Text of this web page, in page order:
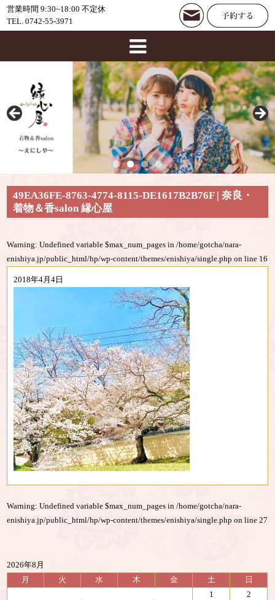
営業時間 9:30~18:00 不定休
TEL. 0742-55-3971
49EA36FE-8763-4774-8115-DE1617B2B76F | 奈良・
着物＆香salon 縁心屋
Warning: Undefined variable $max_num_pages in/home/gotcha/nara-
enishiya.jp/public_html/hp/wp-content/themes/enishiya/single.php on line 16
2018年4月4日
Warning: Undefined variable $max_num_pages in/home/gotcha/nara-
enishiya.jp/public_html/hp/wp-content/themes/enishiya/single.php on line27
2026年8月
月
火 水 木 金 土
日
1
2